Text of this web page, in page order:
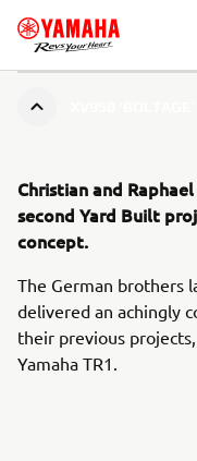
Christian and
second Yard Built
concept.
The German brothers
delivered an achingly
their previous projects,
Yamaha TR1.